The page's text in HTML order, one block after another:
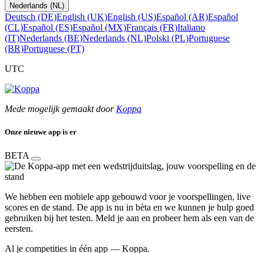
Nederlands (NL)
Deutsch (DE)English (UK)English (US)Español (AR)Español
(CL)Español (ES)Español (MX)Français (FR)Italiano
(IT)Nederlands (BE)Nederlands (NL)Polski (PL)Portuguese
(BR)Portuguese (PT)
UTC
Mede mogelijk gemaakt door Koppa
Onze nieuwe app is er
BETA
We hebben een mobiele app gebouwd voor je voorspellingen, live
scores en de stand. De app is nu in bèta en we kunnen je hulp goed
gebruiken bij het testen. Meld je aan en probeer hem als een van de
eersten.
Al je competities in één app — Koppa.